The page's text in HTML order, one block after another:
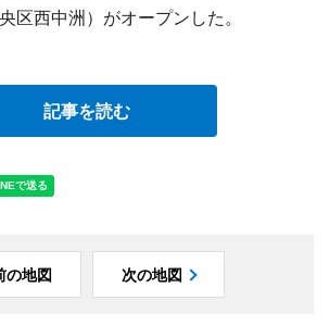
区西中洲）がオープンした。
記事を読む
の地図 次の地図